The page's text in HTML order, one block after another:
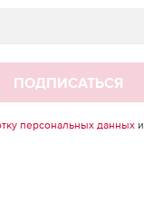
ПОДПИСАТЬСЯ
персональных данныхи